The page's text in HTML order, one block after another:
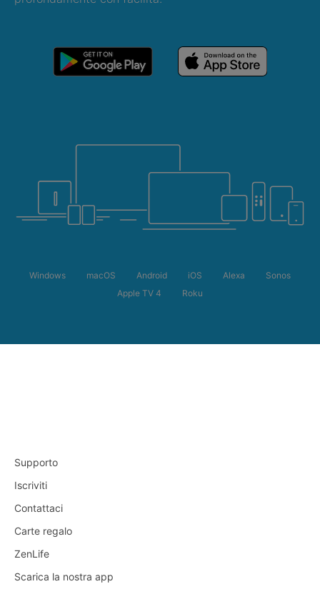
Windows macOS Android iOS Alexa
Sonos
Apple TV 4
Roku
Supporto
Iscriviti
Contattaci
Carte regalo
ZenLife
Scarica la nostra app